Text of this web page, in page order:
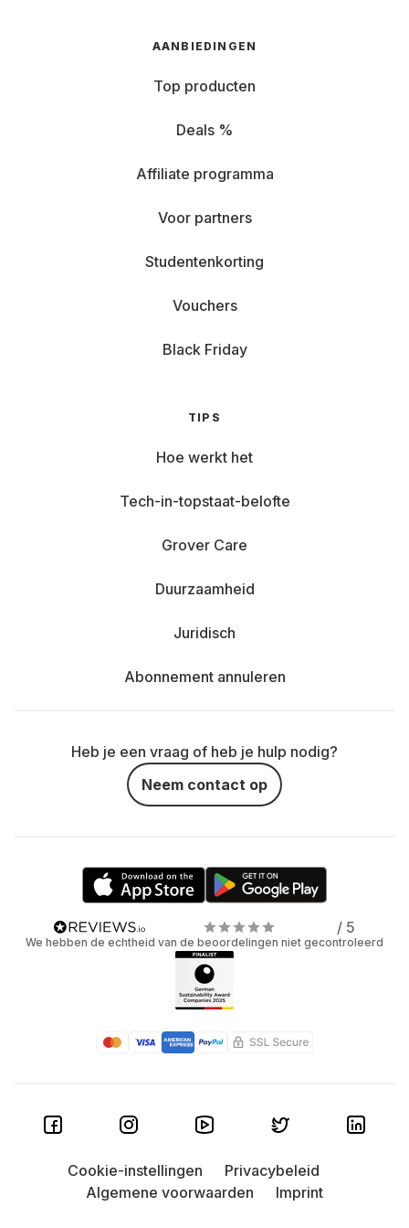
AANBIEDINGEN
Top producten
Deals %
Affiliate programma
Voor partners
Studentenkorting
Vouchers
Black Friday
TIPS
Hoe werkt het
Tech-in-topstaat-belofte
Grover Care
Duurzaamheid
Juridisch
Abonnement annuleren
Heb je een vraag of heb je hulp nodig?
Neem contact op
/ 5
We hebben de echtheid van de beoordelingen niet gecontroleerd
Cookie-instellingen
Privacybeleid
Algemene voorwaarden
Imprint